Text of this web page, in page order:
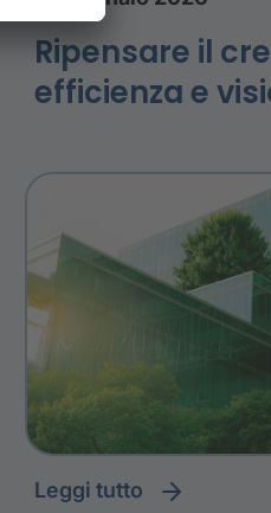
Ripensare il
efficienza e
leggi tutto